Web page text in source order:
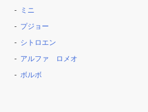
ミニ
プジョー
シトロエン
アルファ ロメオ
ボルボ